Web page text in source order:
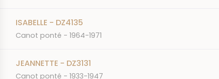
ISABELLE - DZ4135
Canot ponté - 1964-1971
JEANNETTE - DZ3131
Canot ponté - 1933-1947